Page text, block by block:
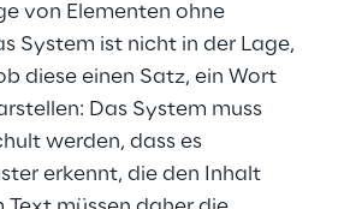
von Elementen ohne
System ist nicht in der Lage,
diese einen Satz, ein Wort
Das System muss
werden, dass es
erkennt, die den Inhalt